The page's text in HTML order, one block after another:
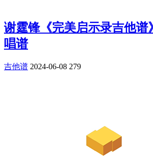
谢霆锋《完美启示录吉他谱
唱谱
吉他谱 2024-06-08 279